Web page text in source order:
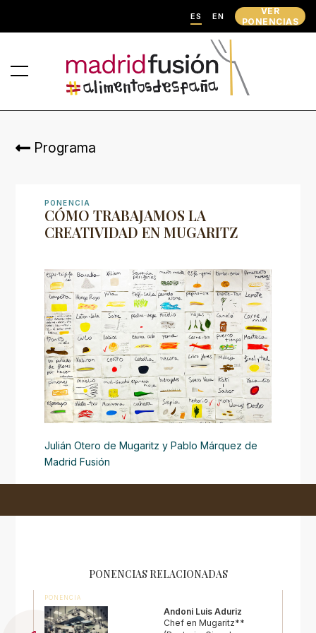
ES EN
VER
PONENCIAS
Programa
PONENCIA
CÓMO TRABAJAMOS LA
CREATIVIDAD EN MUGARITZ
Julián Otero de Mugaritz y Pablo Márquez de
Madrid Fusión
PONENCIAS RELACIONADAS
PONENCIA
Andoni Luis Aduriz
Chef en Mugaritz**